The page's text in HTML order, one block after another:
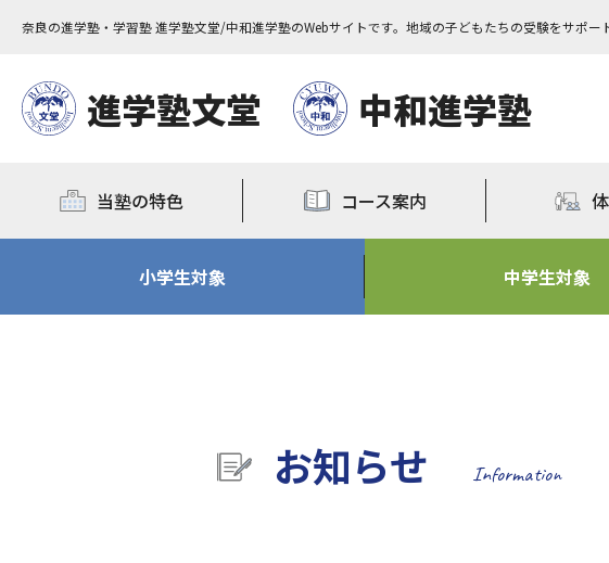
奈良の進学塾・学習塾 進学塾文堂/中和進学塾のWebサイトです。地域の子どもたちの受験をサポー
進学塾文堂 中和進学塾
当塾の特色 コース案内
小学生対象 中学生対象
お知らせ Information